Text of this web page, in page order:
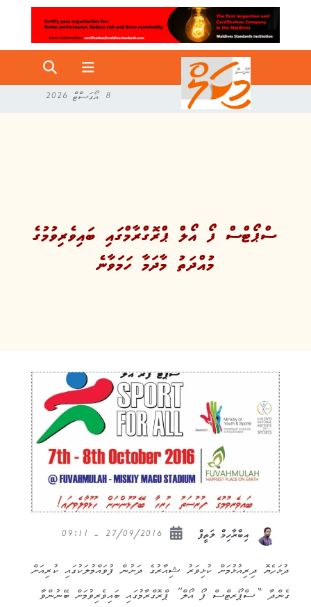
8 އޯގަސްޓް 2026
ސްޕޯޓްސް ފޯ އޯލް ޕްރޮގްރާމްގައި ބައިވެރިވުމުގެ
މުއްދަތު މާދަމާ ހަމަވާނެ
އިބްރާހިމް ލަތީފް
ދުޅަހެޔޮ ދިރިއުޅުމަށް ކުޅިވަރު ޝިއާރުގެ ދަށުން ފުވައްމުލަކުގައި ކުރިއަށް
ގެންދާ “ސްޕޯރޓްސް ފޯ އޯލް” ޕްރޮގްރާމުގައި ބައިވެރިވުމަށް ބޭނުންވާ